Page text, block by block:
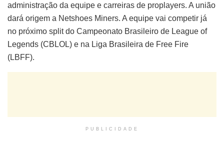
administração da equipe e carreiras de proplayers. A união
dará origem a Netshoes Miners. A equipe vai competir já
no próximo split do Campeonato Brasileiro de League of
Legends (CBLOL) e na Liga Brasileira de Free Fire
(LBFF).
PUBLICIDADE